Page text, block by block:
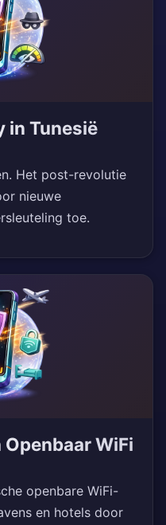
in Tunesië
Het post-revolutie
nieuwe
toe.
WiFi
openbare WiFi-
en hotels door